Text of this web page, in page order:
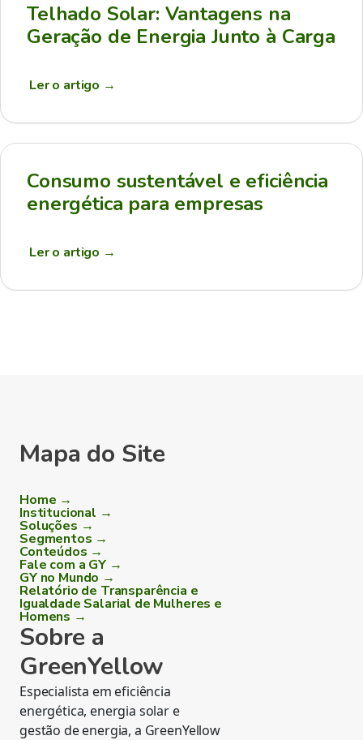
Telhado Solar: Vantagens na
Geração de Energia Junto à Carga
Ler o artigo →
Consumo sustentável e eficiência
energética para empresas
Ler o artigo →
Mapa do Site
Home →
Institucional →
Soluções →
Segmentos →
Conteúdos →
Fale com a GY →
GY no Mundo →
Relatório de Transparência e
Igualdade Salarial de Mulheres e
Homens →
Sobre a
GreenYellow
Especialista em eficiência
energética, energia solar e
gestão de energia, a GreenYellow